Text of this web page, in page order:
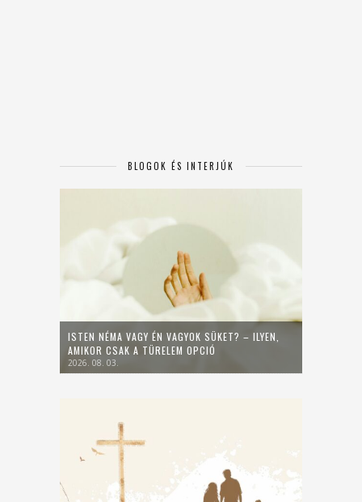
BLOGOK ÉS INTERJÚK
ISTEN NÉMA VAGY ÉN VAGYOK SÜKET? – ILYEN,
AMIKOR CSAK A TÜRELEM OPCIÓ
2026. 08. 03.